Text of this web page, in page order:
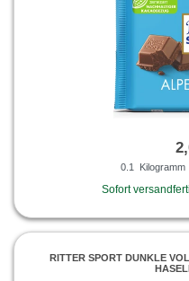
0.1 Kilogramm
Sofort
RITTER SPORT DUNKLE